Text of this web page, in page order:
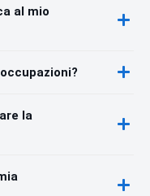
al mio
la